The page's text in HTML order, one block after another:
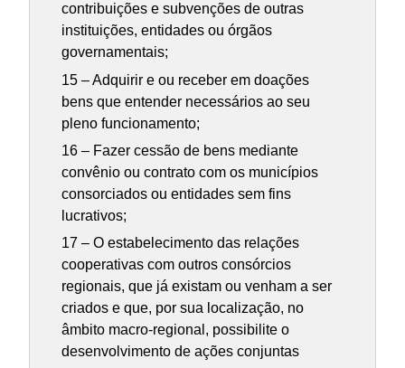
contribuições e subvenções de outras
instituições, entidades ou órgãos
governamentais;
15 – Adquirir e ou receber em doações
bens que entender necessários ao seu
pleno funcionamento;
16 – Fazer cessão de bens mediante
convênio ou contrato com os municípios
consorciados ou entidades sem fins
lucrativos;
17 – O estabelecimento das relações
cooperativas com outros consórcios
regionais, que já existam ou venham a ser
criados e que, por sua localização, no
âmbito macro-regional, possibilite o
desenvolvimento de ações conjuntas